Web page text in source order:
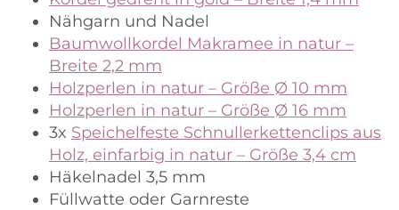
Nähgarn und Nadel
Baumwollkordel Makramee in natur –
Breite 2,2 mm
Holzperlen in natur – Größe Ø 10 mm
Holzperlen in natur – Größe Ø 16 mm
3x Speichelfeste Schnullerkettenclips aus
Holz, einfarbig in natur – Größe 3,4 cm
Häkelnadel 3,5 mm
Füllwatte oder Garnreste